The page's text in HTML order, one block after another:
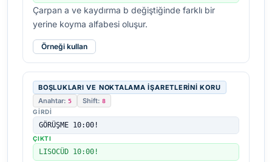
Çarpan a ve kaydırma b değiştiğinde farklı bir
yerine koyma alfabesi oluşur.
Örneği kullan
BOŞLUKLARI VE NOKTALAMA IŞARETLERINI KORU
Anahtar: 5 Shift: 8
GIRDI
GÖRÜŞME 10:00!
ÇIKTI
LISOCÜD 10:00!